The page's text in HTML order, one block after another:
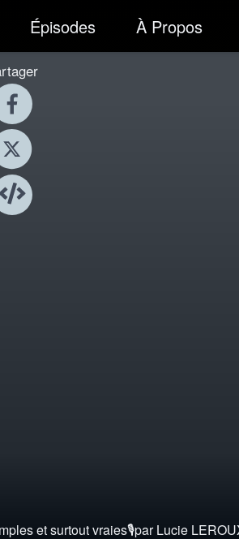
Épisodes À Propos
et surtout vraies🎙️par Lucie